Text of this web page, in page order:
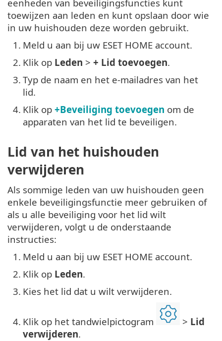
eenheden van beveiligingsfuncties kunt
toewijzen aan leden en kunt opslaan door wie
in uw huishouden deze worden gebruikt.
1. Meld u aan bij uw ESET HOME account.
2. Klik op Leden > + Lid toevoegen.
3. Typ de naam en het e-mailadres van het
lid.
4. Klik op +Beveiliging toevoegen om de
apparaten van het lid te beveiligen.
Lid van het huishouden
verwijderen
Als sommige leden van uw huishouden geen
enkele beveiligingsfunctie meer gebruiken of
als u alle beveiliging voor het lid wilt
verwijderen, volgt u de onderstaande
instructies:
1. Meld u aan bij uw ESET HOME account.
2. Klik op Leden.
3. Kies het lid dat u wilt verwijderen.
4. Klik op het tandwielpictogram > Lid
verwijderen.